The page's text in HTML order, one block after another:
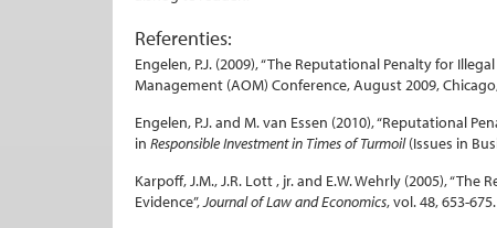
Referenties:
Engelen, P.J. (2009), “The Reputational Penalty for
Management (AOM) Conference, August 2009,
Engelen, P.J. and M. van Essen (2010), “Reputational
in Responsible Investment in Times of Turmoil(Issues in
Karpoff, J.M., J.R. Lott , jr. and E.W. Wehrly (2005),
Evidence”,Journal of Law and Economics, vol. 48, 653-675.